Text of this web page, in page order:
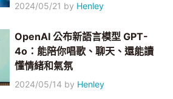
2024/05/21 by Henley
OpenAI 公布新語言模型 GPT-
4o：能陪你唱歌、聊天、還能讀
懂情緒和氣氛
2024/05/14 by Henley